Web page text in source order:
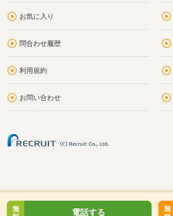
お気に入り
問合わせ履歴
利用規約
お問い合わせ
無
電話する
無